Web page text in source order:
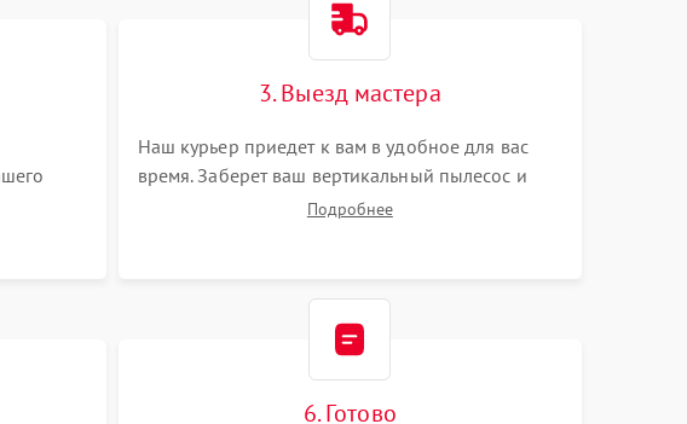
на все
3. Выезд мастера
Наш курьер приедет к вам в удобное для вас
время. Заберет ваш вертикальный пылесос и
привезет на склад для диагностики.
Подробнее
6. Готово